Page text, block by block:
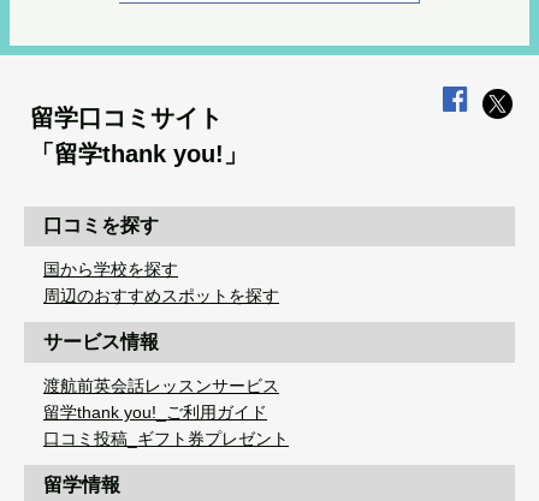
留学口コミサイト
「留学thank you!」
口コミを探す
国から学校を探す
周辺のおすすめスポットを探す
サービス情報
渡航前英会話レッスンサービス
留学thank you!_ご利用ガイド
口コミ投稿_ギフト券プレゼント
留学情報